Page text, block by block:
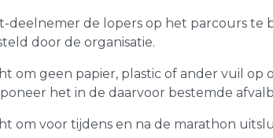
deelnemer de lopers op het parcours
door de organisatie.
om geen papier, plastic of ander vuil op
het in de daarvoor bestemde
om voor tijdens en na de marathon